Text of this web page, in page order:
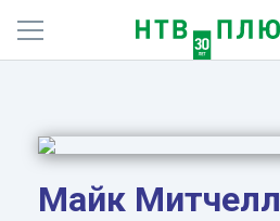
Фильмы и сериалы
Спорт
Майк Митчелл